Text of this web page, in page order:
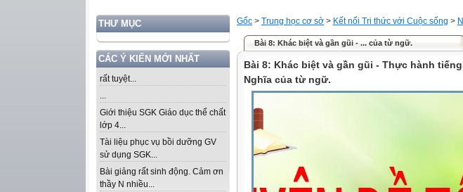
THƯ MỤC
CÁC Ý KIẾN MỚI NHẤT
rất tuyệt...
...
Giới thiệu SGK Giáo dục thể chất
lớp 4...
Tài liệu phục vụ bồi dưỡng GV
sử dụng SGK...
Bài giảng rất sinh động. Cảm ơn
thầy N nhiều...
Gốc > Trung học cơ sở > Kết nối Tri thức với Cuộc sống >
Bài 8: Khác biệt và gần gũi - ... của từ ngữ.
Bài 8: Khác biệt và gần gũi - Thực hành
Nghĩa của từ ngữ.